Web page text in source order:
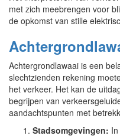
met zich meebrengen voor
de opkomst van stille
Achtergrondlawaai is een
slechtzienden rekening
het verkeer. Het kan de
begrijpen van
aandachtspunten met
Stadsomgevingen: